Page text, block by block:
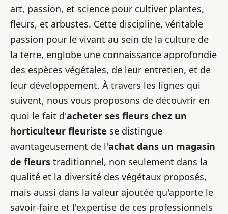
art, passion, et science pour cultiver plantes,
fleurs, et arbustes. Cette discipline, véritable
passion pour le vivant au sein de la culture de
la terre, englobe une connaissance approfondie
des espèces végétales, de leur entretien, et de
leur développement. À travers les lignes qui
suivent, nous vous proposons de découvrir en
quoi le fait d'acheter ses fleurs chez un
horticulteur fleuriste se distingue
avantageusement de l'achat dans un magasin
de fleurs traditionnel, non seulement dans la
qualité et la diversité des végétaux proposés,
mais aussi dans la valeur ajoutée qu'apporte le
savoir-faire et l'expertise de ces professionnels